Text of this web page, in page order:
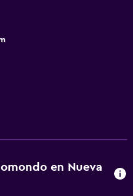
en Nueva